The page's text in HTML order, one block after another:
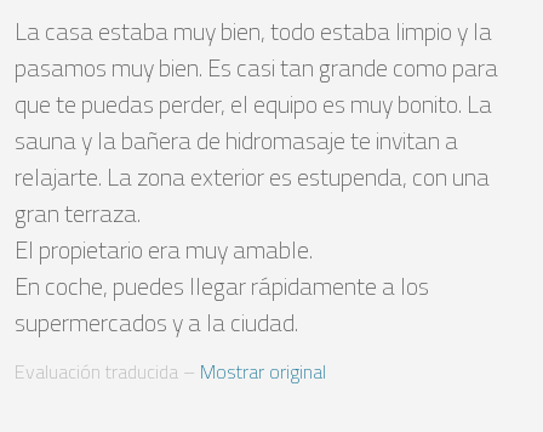
La casa estaba muy bien, todo estaba limpio y la
pasamos muy bien. Es casi tan grande como para
que te puedas perder, el equipo es muy bonito. La
sauna y la bañera de hidromasaje te invitan a
relajarte. La zona exterior es estupenda, con una
gran terraza.
El propietario era muy amable.
En coche, puedes llegar rápidamente a los
supermercados y a la ciudad.
Evaluación traducida – Mostrar original